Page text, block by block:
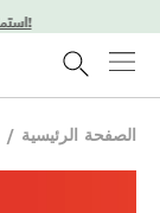
الصفحة الرئيسية /